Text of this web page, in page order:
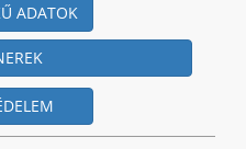
ADATOK